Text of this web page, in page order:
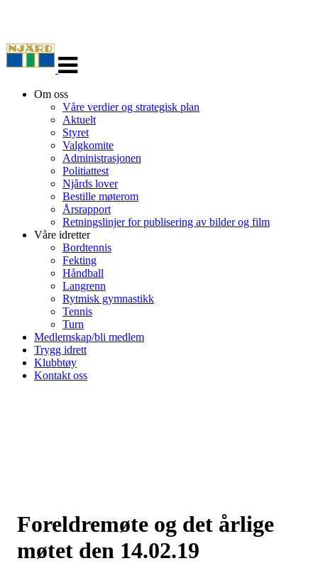
navigasjon
Om oss
Våre verdier og strategisk plan
Aktuelt
Styret
Valgkomite
Administrasjonen
Politiattest
Njårds lover
Bestille møterom
Årsrapport
Retningslinjer for publisering av bilder og film
Våre idretter
Bordtennis
Fekting
Håndball
Langrenn
Rytmisk gymnastikk
Tennis
Turn
Medlemskap/bli medlem
Trygg idrett
Klubbtøy
Kontakt oss
Foreldremøte og det årlige
møtet den 14.02.19